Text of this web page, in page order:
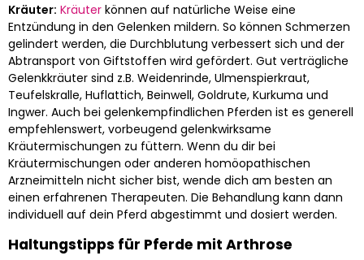
Kräuter: Kräuter können auf natürliche Weise eine
Entzündung in den Gelenken mildern. So können Schmerzen
gelindert werden, die Durchblutung verbessert sich und der
Abtransport von Giftstoffen wird gefördert. Gut verträgliche
Gelenkkräuter sind z.B. Weidenrinde, Ulmenspierkraut,
Teufelskralle, Huflattich, Beinwell, Goldrute, Kurkuma und
Ingwer. Auch bei gelenkempfindlichen Pferden ist es generell
empfehlenswert, vorbeugend gelenkwirksame
Kräutermischungen zu füttern. Wenn du dir bei
Kräutermischungen oder anderen homöopathischen
Arzneimitteln nicht sicher bist, wende dich am besten an
einen erfahrenen Therapeuten. Die Behandlung kann dann
individuell auf dein Pferd abgestimmt und dosiert werden.
Haltungstipps für Pferde mit Arthrose